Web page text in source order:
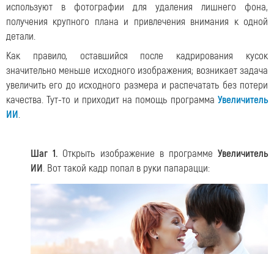
используют в фотографии для удаления лишнего фона,
получения крупного плана и привлечения внимания к одной
детали.
Как правило, оставшийся после кадрирования кусок
значительно меньше исходного изображения; возникает задача
увеличить его до исходного размера и распечатать без потери
качества. Тут-то и приходит на помощь программа Увеличитель
ИИ.
Шаг 1. Открыть изображение в программеУвеличитель
ИИ. Вот такой кадр попал в руки папарацци: